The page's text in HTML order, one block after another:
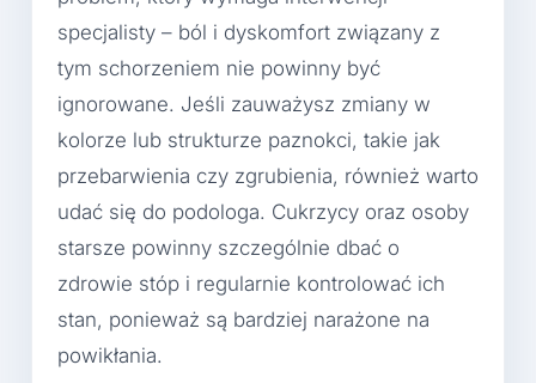
specjalisty – ból i dyskomfort związany z
tym schorzeniem nie powinny być
ignorowane. Jeśli zauważysz zmiany w
kolorze lub strukturze paznokci, takie jak
przebarwienia czy zgrubienia, również warto
udać się do podologa. Cukrzycy oraz osoby
starsze powinny szczególnie dbać o
zdrowie stóp i regularnie kontrolować ich
stan, ponieważ są bardziej narażone na
powikłania.